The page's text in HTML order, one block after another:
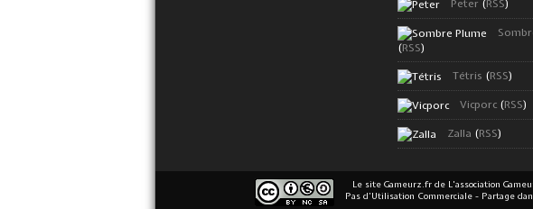
Peter (RSS)
(RSS)
Tétris (RSS)
Vicporc (RSS)
Zalla (RSS)
Le site Gameurz.fr de L'association
Pas d’Utilisation Commerciale - Partage